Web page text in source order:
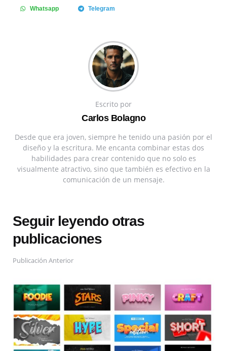
Whatsapp Telegram
Escrito por
Carlos Bolagno
Desde que era joven, siempre he tenido una pasión por el
diseño y la escritura. Me encanta combinar estas dos
habilidades para crear contenido que no solo es
visualmente atractivo, sino que también es efectivo en la
comunicación de un mensaje.
Seguir leyendo otras
publicaciones
Publicación Anterior